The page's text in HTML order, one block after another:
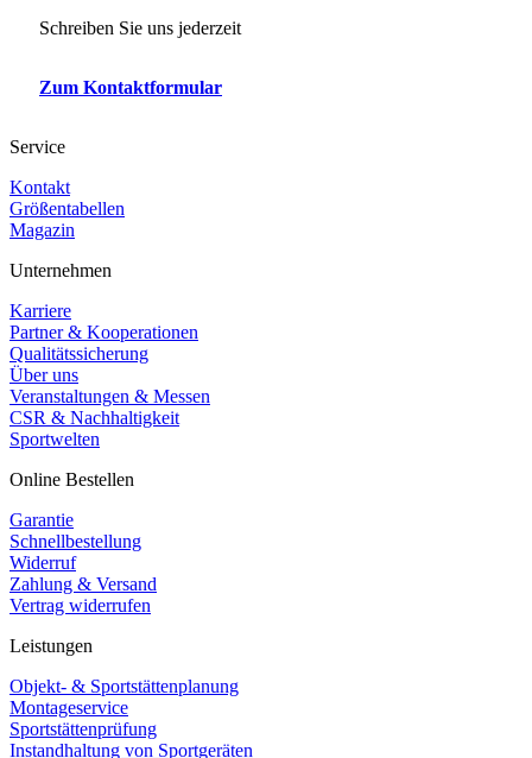
Schreiben Sie uns jederzeit
Zum Kontaktformular
Service
Kontakt
Größentabellen
Magazin
Unternehmen
Karriere
Partner & Kooperationen
Qualitätssicherung
Über uns
Veranstaltungen & Messen
CSR & Nachhaltigkeit
Sportwelten
Online Bestellen
Garantie
Schnellbestellung
Widerruf
Zahlung & Versand
Vertrag widerrufen
Leistungen
Objekt- & Sportstättenplanung
Montageservice
Sportstättenprüfung
Instandhaltung von Sportgeräten